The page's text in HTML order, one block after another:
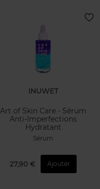
INUWET
Art of Skin Care - Sérum
Anti-Imperfections
Hydratant
Sérum
27,90 € Ajouter